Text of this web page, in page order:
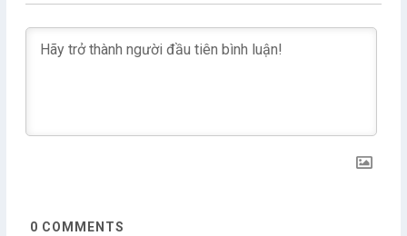
0 COMMENTS